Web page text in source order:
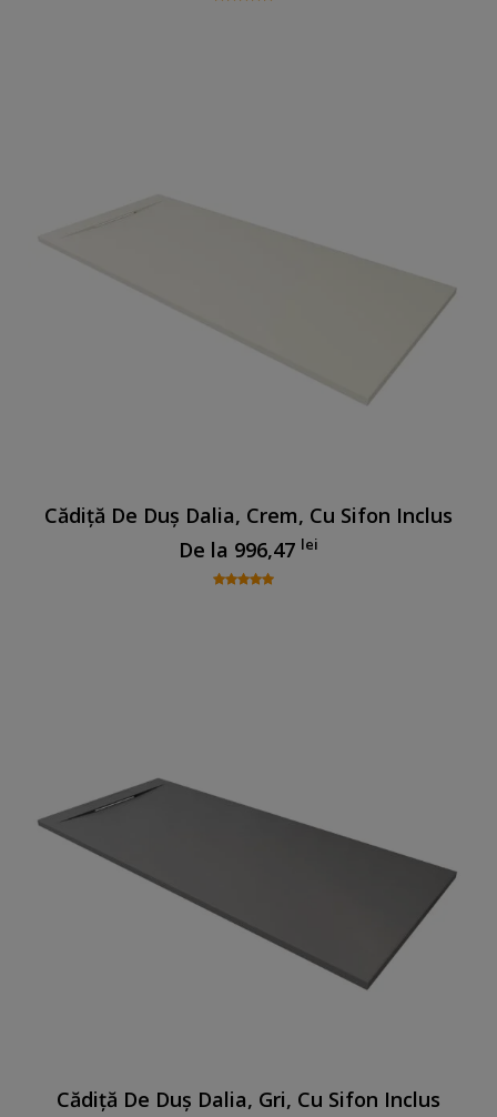
Cădiță De Duș Dalia, Crem, Cu Sifon Inclus
De la 996,47 lei
Cădiță De Duș Dalia, Gri, Cu Sifon Inclus